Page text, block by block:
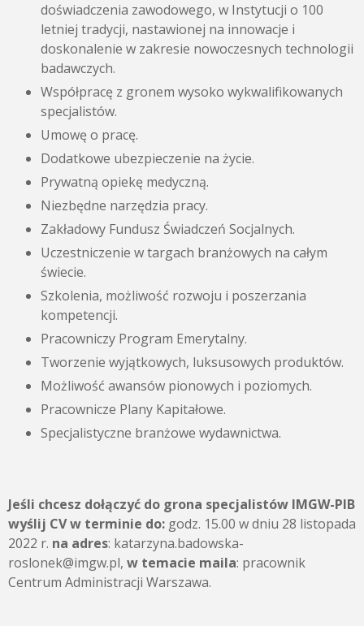
doświadczenia zawodowego, w Instytucji o 100
letniej tradycji, nastawionej na innowacje i
doskonalenie w zakresie nowoczesnych technologii
badawczych.
Współpracę z gronem wysoko wykwalifikowanych
specjalistów.
Umowę o pracę.
Dodatkowe ubezpieczenie na życie.
Prywatną opiekę medyczną.
Niezbędne narzędzia pracy.
Zakładowy Fundusz Świadczeń Socjalnych.
Uczestniczenie w targach branżowych na całym
świecie.
Szkolenia, możliwość rozwoju i poszerzania
kompetencji.
Pracowniczy Program Emerytalny.
Tworzenie wyjątkowych, luksusowych produktów.
Możliwość awansów pionowych i poziomych.
Pracownicze Plany Kapitałowe.
Specjalistyczne branżowe wydawnictwa.
Jeśli chcesz dołączyć do grona specjalistów IMGW-PIB
wyślij CV w terminie do: godz. 15.00 w dniu 28 listopada
2022 r. na adres: katarzyna.badowska-
roslonek@imgw.pl, w temacie maila: pracownik
Centrum Administracji Warszawa.